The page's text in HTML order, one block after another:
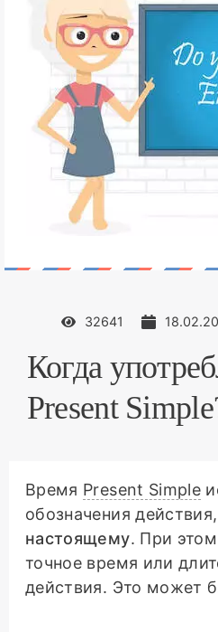
32641
Когда
Present
Время Present Simple
обозначения
настоящему. При этом
точное время или
действия. Это может